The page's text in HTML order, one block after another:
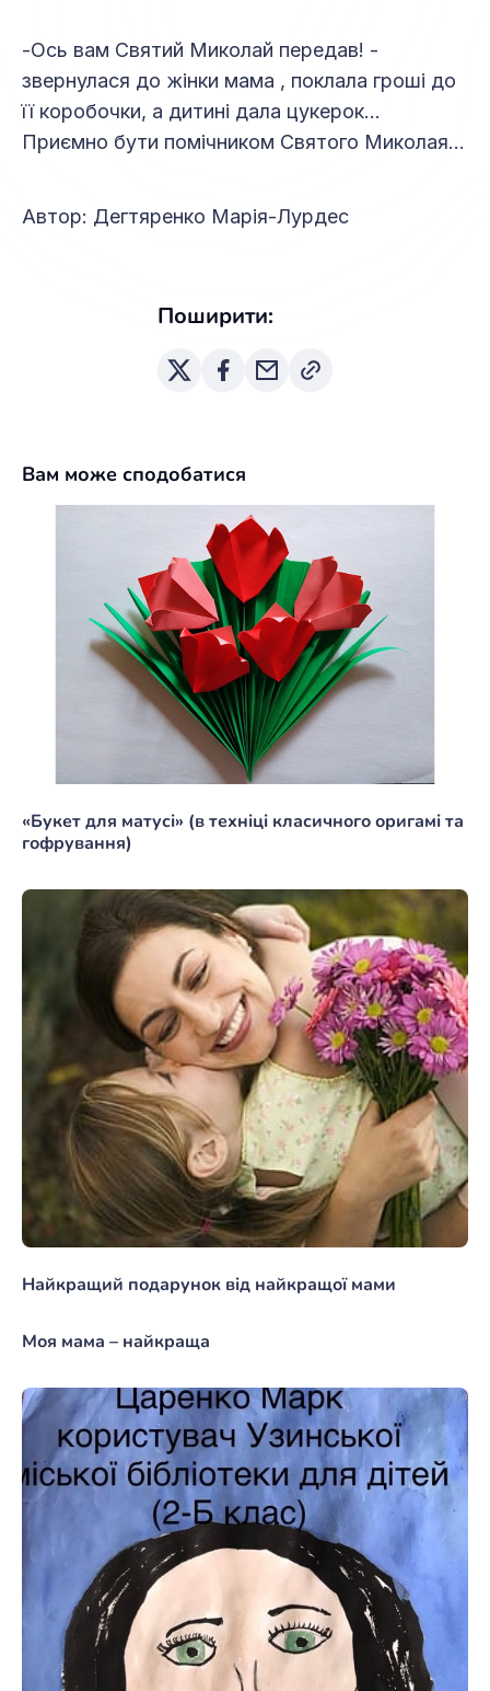
-Ось вам Святий Миколай передав! -
звернулася до жінки мама , поклала гроші до
її коробочки, а дитині дала цукерок…
Приємно бути помічником Святого Миколая…
Автор: Дегтяренко Марія-Лурдес
Поширити:
Вам може сподобатися
«Букет для матусі» (в техніці класичного оригамі та
гофрування)
Найкращий подарунок від найкращої мами
Моя мама – найкраща